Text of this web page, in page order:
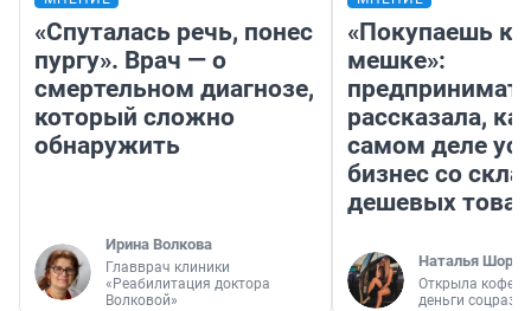
«Спуталась речь, понес
пургу». Врач — о
смертельном диагнозе,
который сложно
обнаружить
Ирина Волкова
Главврач клиники
«Реабилитация доктора
Волковой»
«Покупаешь
мешке»:
рассказала,
самом деле
бизнес со
дешевых
Наталья
Открыла
деньги